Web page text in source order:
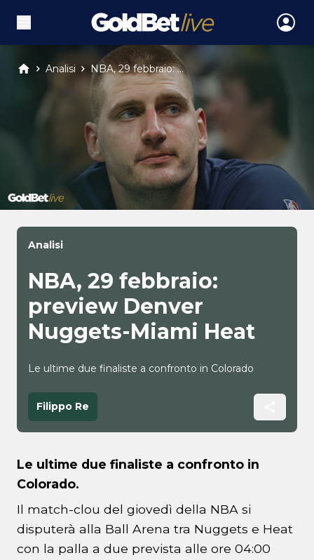
Analisi NBA, 29 febbraio: ...
Analisi
NBA, 29 febbraio:
preview Denver
Nuggets-Miami Heat
Le ultime due finaliste a confronto in Colorado
Filippo Re
Le ultime due finaliste a confronto in
Colorado.
Il match-clou del giovedì della NBA si
disputerà alla Ball Arena tra Nuggets e Heat
con la palla a due prevista alle ore 04:00